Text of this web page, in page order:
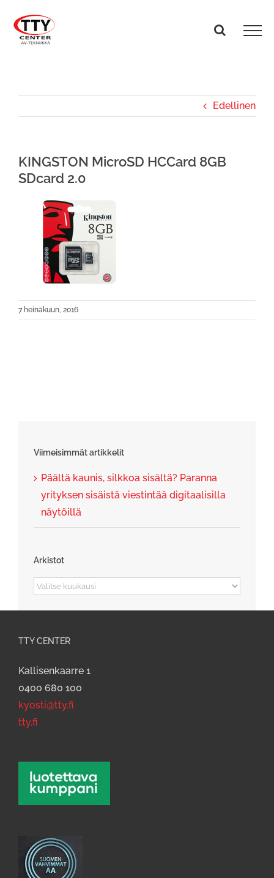
content
Edellinen
KINGSTON MicroSD HCCard 8GB
SDcard 2.0
7 heinäkuun, 2016
Viimeisimmät artikkelit
Päältä kaunis, silkkoa sisältä? Paranna
yrityksen sisäistä viestintää digitaalisilla
näytöillä
Arkistot
Arkistot
TTY CENTER
Kallisenkaarre 1
0400 680 100
kyosti@tty.fi
tty.fi